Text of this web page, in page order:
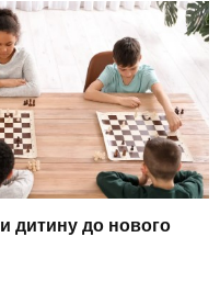
дитину до нового